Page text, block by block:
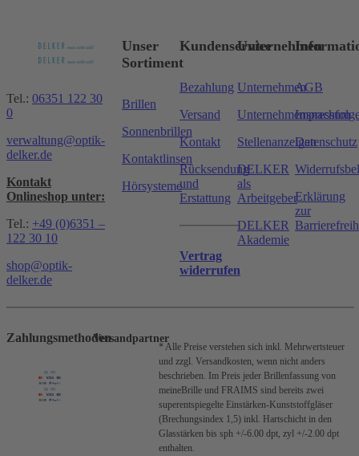
Tel.: 06351 122 30
0
verwaltung@optik-
delker.de
Kontakt
Onlineshop unter:
Tel.: +49 (0)6351 –
122 30 10
shop@optik-
delker.de
Unser
Sortiment
Brillen
Sonnenbrillen
Kontaktlinsen
Hörsysteme
Kundenservice
Bezahlung
Versand
Kontakt
Rücksendung
und
Erstattung
Vertrag
widerrufen
Unternehmen
Unternehmen
Stellenanzeigen
DELKER
als
Arbeitgeber
DELKER
Akademie
AGB
Impressum
Datenschutz
Erklärung
zur
ZahlungsmethodenVersandpartner
* Alle Preise verstehen sich inkl. Mehrwertsteuer
und zzgl. Versandkosten, wenn nicht anders
beschrieben. Im Preis jeder Brillenfassung von
meineBrille und FRAIMS sind bereits zwei
superentspiegelte Einstärken-Kunststoffgläser
(Brechungsindex 1,5) inkl. Hartschicht in den
Glasstärken bis sph +/-6.00 dpt, zyl +/-2.00 dpt
enthalten.